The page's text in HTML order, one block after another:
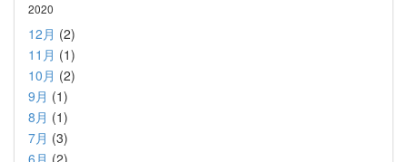
2020
12月 (2)
11月 (1)
10月 (2)
9月 (1)
8月 (1)
7月 (3)
6月 (2)